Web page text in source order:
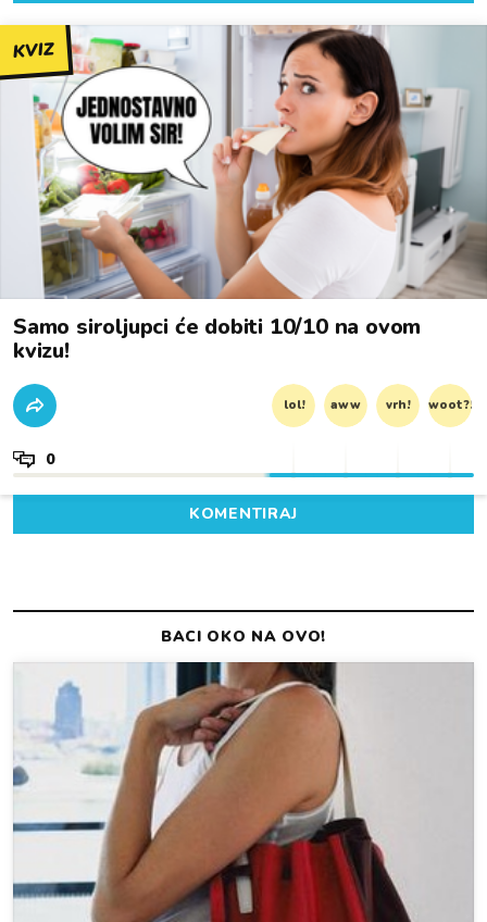
KVIZ
Samo siroljupci će dobiti 10/10 na ovom
kvizu!
lol! aww vrh! woot?!
0
KOMENTIRAJ